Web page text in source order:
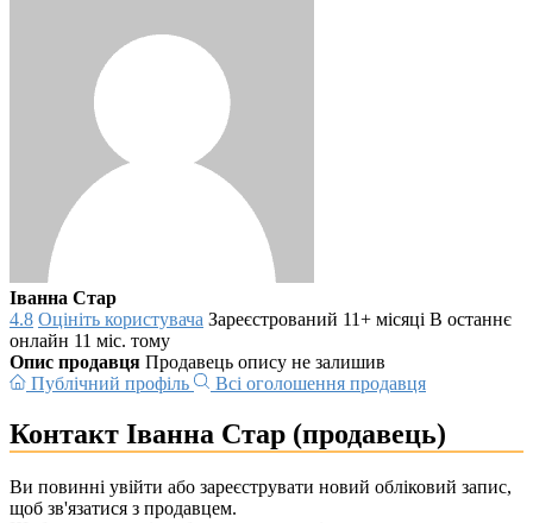
Іванна Стар
4.8 Оцініть користувача Зареєстрований 11+ місяці В останнє
онлайн 11 міс. тому
Опис продавця Продавець опису не залишив
Публічний профіль
Всі оголошення продавця
Контакт Іванна Стар (продавець)
Ви повинні увійти або зареєструвати новий обліковий запис,
щоб зв'язатися з продавцем.